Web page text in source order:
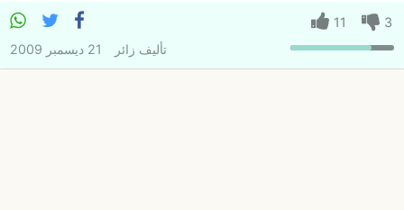
3
11
تأليف زائر 21 ديسمبر 2009